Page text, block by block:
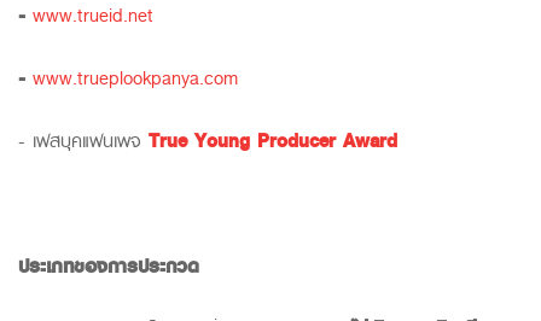
- www.trueid.net
- www.trueplookpanya.com
- เฟสบุคแฟนเพจ True Young Producer Award
ประเภทของการประกวด